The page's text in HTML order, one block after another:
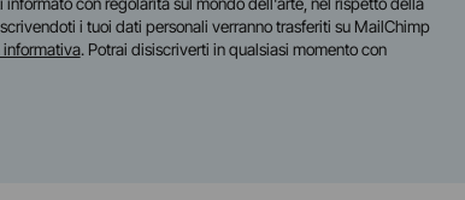
i tuoi dati personali verranno trasferiti su MailChimp
informativa. Potrai disiscriverti in qualsiasi momento con